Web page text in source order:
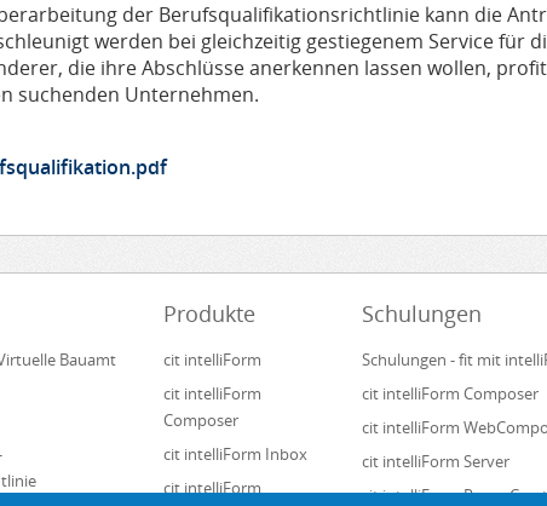
der Berufsqualifikationsrichtlinie kann die
werden bei gleichzeitig gestiegenem Service für
die ihre Abschlüsse anerkennen lassen wollen,
suchenden Unternehmen.
Bauamt
Produkte
cit intelliForm
cit intelliForm
Composer
cit intelliForm Inbox
cit intelliForm
Schulungen
Schulungen - fit mit
cit intelliForm Composer
cit intelliForm
cit intelliForm Server
cit intelliForm Pages